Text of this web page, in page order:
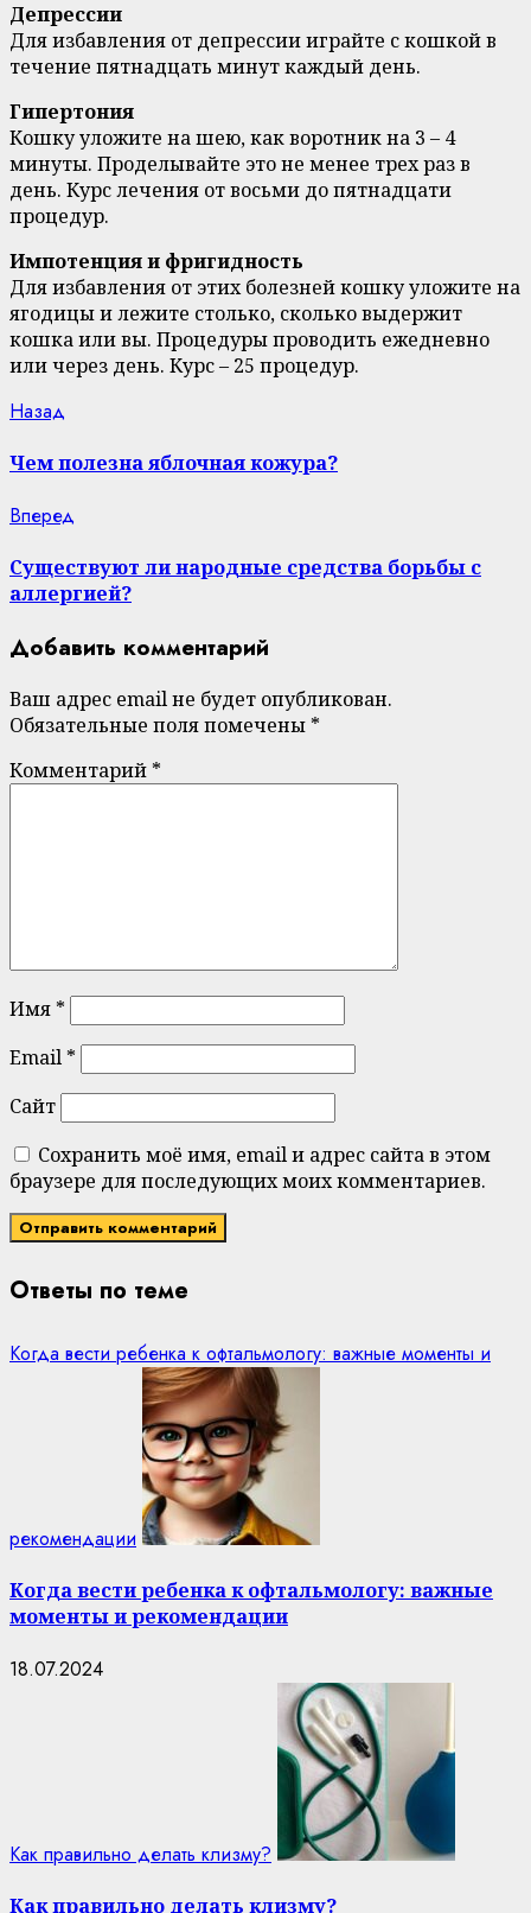
Депрессии
Для избавления от депрессии играйте с кошкой в
течение пятнадцать минут каждый день.
Гипертония
Кошку уложите на шею, как воротник на 3 – 4
минуты. Проделывайте это не менее трех раз в
день. Курс лечения от восьми до пятнадцати
процедур.
Импотенция и фригидность
Для избавления от этих болезней кошку уложите на
ягодицы и лежите столько, сколько выдержит
кошка или вы. Процедуры проводить ежедневно
или через день. Курс – 25 процедур.
Continue
Reading
Назад
Чем полезна яблочная кожура?
Вперед
Существуют ли народные средства борьбы с
аллергией?
Добавить комментарий
Ваш адрес email не будет опубликован.
Обязательные поля помечены *
Комментарий *
Имя *
Email *
Сайт
Сохранить моё имя, email и адрес сайта в этом
браузере для последующих моих комментариев.
Ответы по теме
Когда вести ребенка к офтальмологу: важные моменты и
рекомендации
Когда вести ребенка к офтальмологу: важные
моменты и рекомендации
18.07.2024
Как правильно делать клизму?
Как правильно делать клизму?